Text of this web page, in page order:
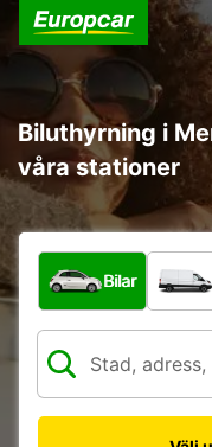
Biluthyrning i
våra stationer
Vilken typ av
Bilar